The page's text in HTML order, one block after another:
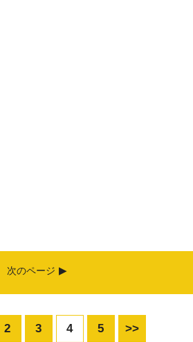
次のページ
2 3 4 5 >>